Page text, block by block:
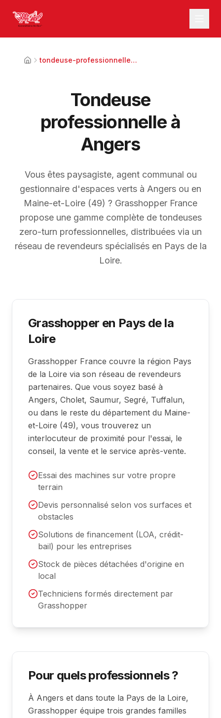
tondeuse-professionnelle-angers
Tondeuse
professionnelle à
Angers
Vous êtes paysagiste, agent communal ou
gestionnaire d'espaces verts à Angers ou en
Maine-et-Loire (49) ? Grasshopper France
propose une gamme complète de tondeuses
zero-turn professionnelles, distribuées via un
réseau de revendeurs spécialisés en Pays de la
Loire.
Grasshopper en Pays de la
Loire
Grasshopper France couvre la région Pays
de la Loire via son réseau de revendeurs
partenaires. Que vous soyez basé à
Angers, Cholet, Saumur, Segré, Tuffalun,
ou dans le reste du département du Maine-
et-Loire (49), vous trouverez un
interlocuteur de proximité pour l'essai, le
conseil, la vente et le service après-vente.
Essai des machines sur votre propre
terrain
Devis personnalisé selon vos surfaces et
obstacles
Solutions de financement (LOA, crédit-
bail) pour les entreprises
Stock de pièces détachées d'origine en
local
Techniciens formés directement par
Grasshopper
Pour quels professionnels ?
À Angers et dans toute la Pays de la Loire,
Grasshopper équipe trois grandes familles